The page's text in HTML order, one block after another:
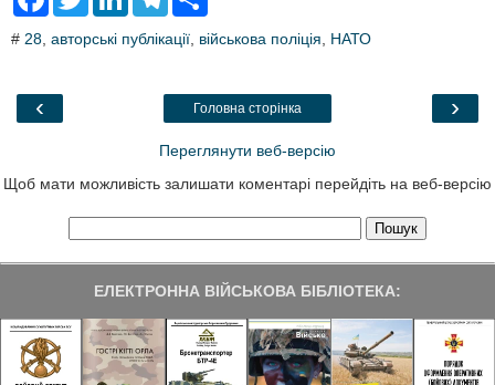
e
o
t
k
e
a
r
# 28 авторські публікації військова поліція НАТО
‹ ›
Головна сторінка
Переглянути веб-версію
Щоб мати можливість залишати коментарі перейдіть на веб-версію
ЕЛЕКТРОННА ВІЙСЬКОВА БІБЛІОТЕКА: